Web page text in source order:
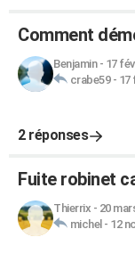
Comment
Benjamin- 17
crabe59- 17
2 réponses
Fuite robinet
Thierrix - 20
michel - 12